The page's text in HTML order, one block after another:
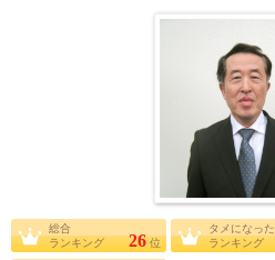
総合
ランキング
26 位
タメになった
ランキング